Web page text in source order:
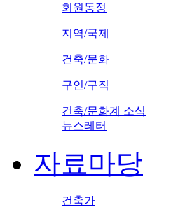
회원동정
지역/국제
건축/문화
구인/구직
건축/문화계 소식
뉴스레터
자료마당
건축가